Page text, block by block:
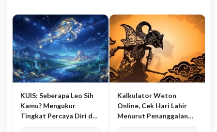
KUIS: Seberapa Leo Sih
Kamu? Mengukur
Tingkat Percaya Diri dan
Kalkulator Weton
Online, Cek Hari Lahir
Menurut Penanggalan